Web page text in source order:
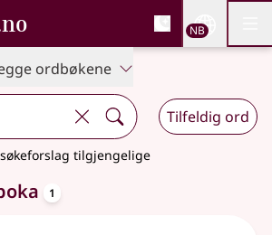
, Bokmålsordboka og
NB
ordbøkene
Tilfeldig ord
tilgjengelige
1